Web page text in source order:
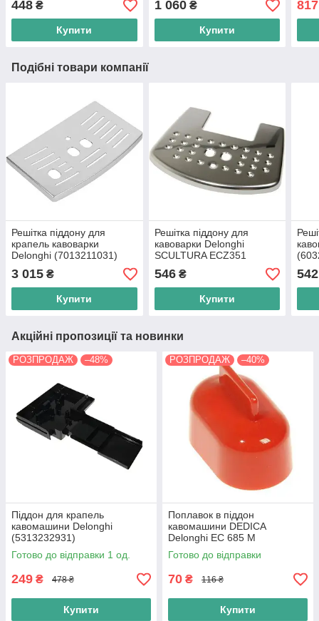
448 ₴
Купити
1 060₴
Купити
817
Подібні товари компанії
Решітка піддону для
крапель кавоварки
Delonghi (7013211031)
3 015 ₴
Купити
Решітка піддону для
кавоварки Delonghi
SCULTURA ECZ351
546₴
Купити
542
Акційні пропозиції та новинки
РОЗПРОДАЖ –48%
Піддон для крапель
кавомашини Delonghi
(5313232931)
Готово до відправки 1 од.
249 ₴ 478 ₴
Купити
РОЗПРОДАЖ –40%
Поплавок в піддон
кавомашини DEDICA
Delonghi EC 685 M
(5313249981)
Готово до відправки
70 ₴ 116 ₴
Купити